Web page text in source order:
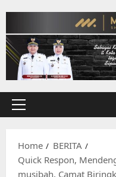
content
Primary
Home
BERITA
Quick Respon,
musibah, Camat